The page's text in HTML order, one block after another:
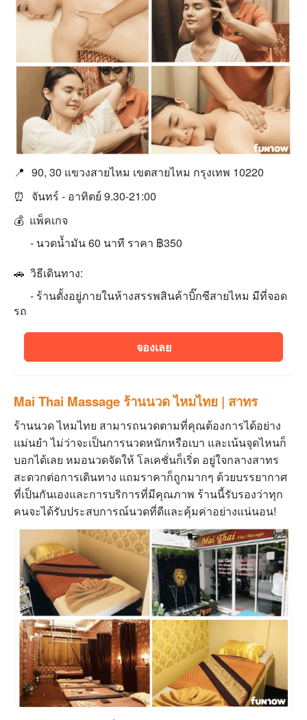
📍 90, 30 แขวงสายไหม เขตสายไหม กรุงเทพ 10220
⏰
จันทร์ - อาทิตย์ 9.30-21:00
💰 แพ็คเกจ
- นวดนํ้ามัน 60 นาที ราคา ฿350
🚗 วิธีเดินทาง:
- ร้านตั้งอยู่ภายในห้างสรรพสินค้าบิ๊กซีสายไหม มีที่จอด
รถ
จองเลย
Mai Thai Massage ร้านนวด ไหมไทย | สาทร
ร้านนวด ไหมไทย สามารถนวดตามที่คุณต้องการได้อย่าง
แม่นยำ ไม่ว่าจะเป็นการนวดหนักหรือเบา และเน้นจุดไหนก็
บอกได้เลย หมอนวดจัดให้ โลเคชั่นก็เริ่ด อยู่ใจกลางสาทร
สะดวกต่อการเดินทาง แถมราคาก็ถูกมากๆ ด้วยบรรยากาศ
ที่เป็นกันเองและการบริการที่มีคุณภาพ ร้านนี้รับรองว่าทุก
คนจะได้รับประสบการณ์นวดที่ดีและคุ้มค่าอย่างแน่นอน!